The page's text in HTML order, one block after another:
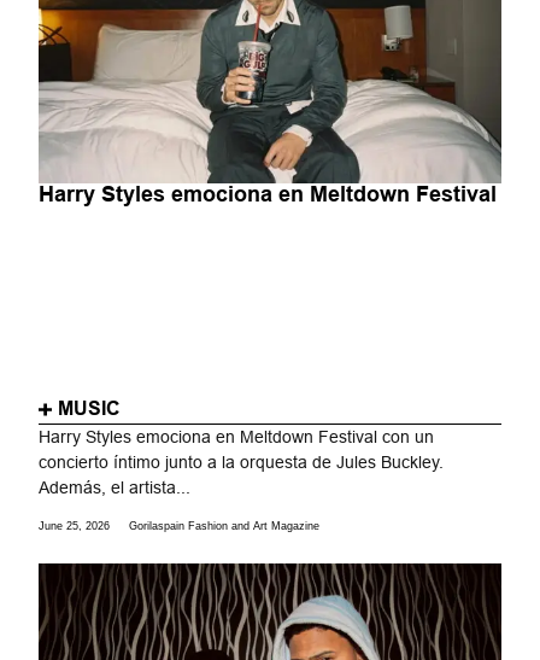
Harry Styles emociona en Meltdown Festival
MUSIC
Harry Styles emociona en Meltdown Festival con un
concierto íntimo junto a la orquesta de Jules Buckley.
Además, el artista...
June 25, 2026 Gorilaspain Fashion and Art Magazine